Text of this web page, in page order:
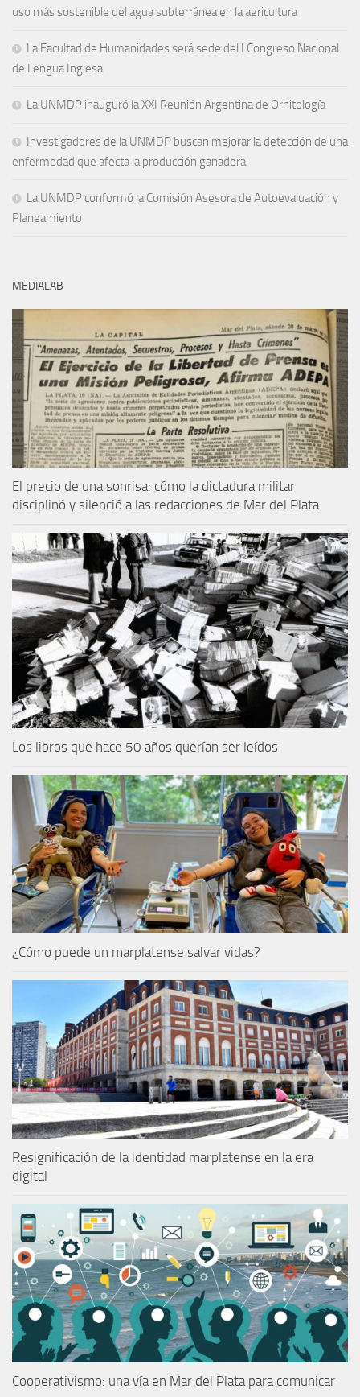
uso más sostenible del agua subterránea en la agricultura
La Facultad de Humanidades será sede del I Congreso Nacional
de Lengua Inglesa
La UNMDP inauguró la XXI Reunión Argentina de Ornitología
Investigadores de la UNMDP buscan mejorar la detección de una
enfermedad que afecta la producción ganadera
La UNMDP conformó la Comisión Asesora de Autoevaluación y
Planeamiento
MEDIALAB
El precio de una sonrisa: cómo la dictadura militar
disciplinó y silenció a las redacciones de Mar del Plata
Los libros que hace 50 años querían ser leídos
¿Cómo puede un marplatense salvar vidas?
Resignificación de la identidad marplatense en la era
digital
Cooperativismo: una vía en Mar del Plata para comunicar